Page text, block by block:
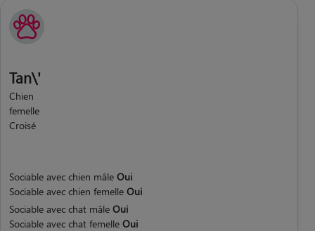
Tan\'
Chien
femelle
Croisé
Sociable avec chien mâle Oui
Sociable avec chien femelle Oui
Sociable avec chat mâle Oui
Sociable avec chat femelle Oui